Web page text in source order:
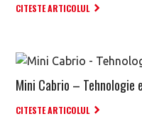
CITESTE ARTICOLUL
Mini Cabrio – Tehnologie
CITESTE ARTICOLUL